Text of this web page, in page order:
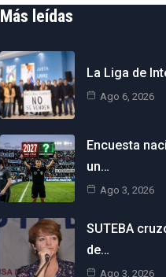
Más leídas
La Liga de
Ago 6, 2026
Encuesta
un…
Ago 3, 2026
SUTEBA
de…
Ago 3, 2026